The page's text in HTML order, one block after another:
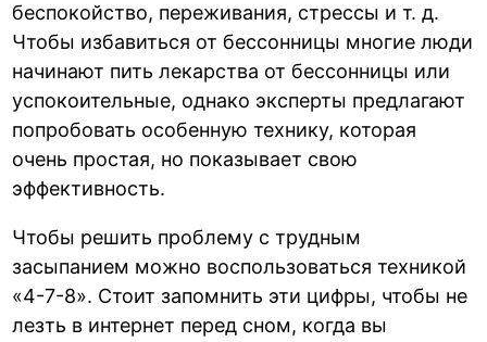
беспокойство, переживания, стрессы и т. д.
Чтобы избавиться от бессонницы многие люди
начинают пить лекарства от бессонницы или
успокоительные, однако эксперты предлагают
попробовать особенную технику, которая
очень простая, но показывает свою
эффективность.
Чтобы решить проблему с трудным
засыпанием можно воспользоваться техникой
«4-7-8». Стоит запомнить эти цифры, чтобы не
лезть в интернет перед сном, когда вы